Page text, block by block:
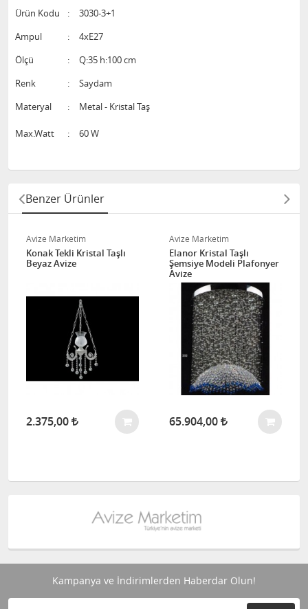
Ürün Kodu :
3030-3+1
Ampul
:
4xE27
Ölçü
:
Q:35 h:100 cm
Renk
:
Saydam
Materyal
: Metal - Kristal Taş
Max.Watt : 60 W
Benzer Ürünler
Avize Marketim
Konak Tekli Kristal Taşlı
Beyaz Avize
2.375,00
Avize Marketim
Elanor Kristal Taşlı
Şemsiye Modeli Plafonyer
Avize
65.904,00
Kampanya ve İndirimlerden Haberdar Olun!